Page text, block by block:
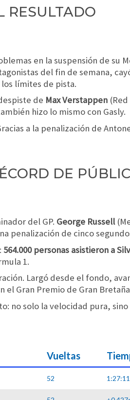
RESULTADO
en la suspensión de su
del fin de semana,
límites de pista.
de Max Verstappen
hizo lo mismo con Gasly.
a la penalización de
DE
del GP. George Russell
penalización de cinco
564.000 personas asistieron a
1.
Largó desde el fondo,
el Gran Premio de Gran
no solo la velocidad pura,
Vueltas
52